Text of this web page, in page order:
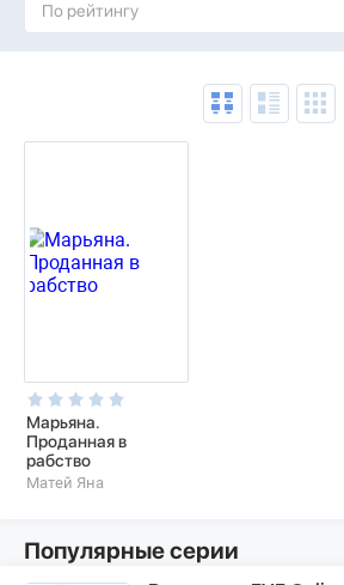
По рейтингу
Марьяна.
Проданная в
рабство
Матей Яна
Популярные серии